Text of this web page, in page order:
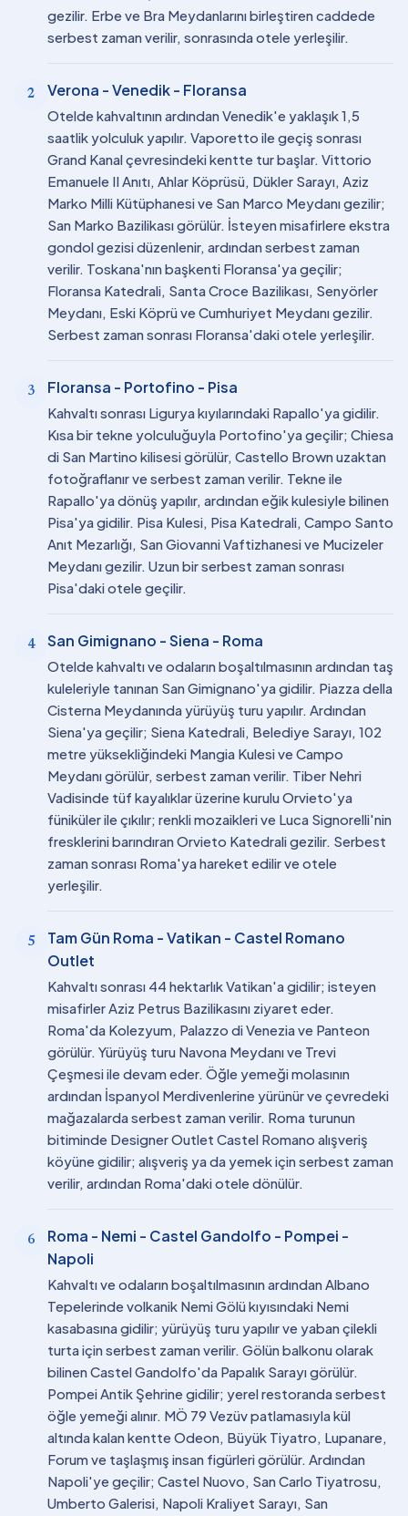
gezilir. Erbe ve Bra Meydanlarını birleştiren caddede
serbest zaman verilir, sonrasında otele yerleşilir.
2 Verona - Venedik - Floransa
Otelde kahvaltının ardından Venedik'e yaklaşık 1,5
saatlik yolculuk yapılır. Vaporetto ile geçiş sonrası
Grand Kanal çevresindeki kentte tur başlar. Vittorio
Emanuele II Anıtı, Ahlar Köprüsü, Dükler Sarayı, Aziz
Marko Milli Kütüphanesi ve San Marco Meydanı gezilir;
San Marko Bazilikası görülür. İsteyen misafirlere ekstra
gondol gezisi düzenlenir, ardından serbest zaman
verilir. Toskana'nın başkenti Floransa'ya geçilir;
Floransa Katedrali, Santa Croce Bazilikası, Senyörler
Meydanı, Eski Köprü ve Cumhuriyet Meydanı gezilir.
Serbest zaman sonrası Floransa'daki otele yerleşilir.
3 Floransa - Portofino - Pisa
Kahvaltı sonrası Ligurya kıyılarındaki Rapallo'ya gidilir.
Kısa bir tekne yolculuğuyla Portofino'ya geçilir; Chiesa
di San Martino kilisesi görülür, Castello Brown uzaktan
fotoğraflanır ve serbest zaman verilir. Tekne ile
Rapallo'ya dönüş yapılır, ardından eğik kulesiyle bilinen
Pisa'ya gidilir. Pisa Kulesi, Pisa Katedrali, Campo Santo
Anıt Mezarlığı, San Giovanni Vaftizhanesi ve Mucizeler
Meydanı gezilir. Uzun bir serbest zaman sonrası
Pisa'daki otele geçilir.
4 San Gimignano - Siena - Roma
Otelde kahvaltı ve odaların boşaltılmasının ardından taş
kuleleriyle tanınan San Gimignano'ya gidilir. Piazza della
Cisterna Meydanında yürüyüş turu yapılır. Ardından
Siena'ya geçilir; Siena Katedrali, Belediye Sarayı, 102
metre yüksekliğindeki Mangia Kulesi ve Campo
Meydanı görülür, serbest zaman verilir. Tiber Nehri
Vadisinde tüf kayalıklar üzerine kurulu Orvieto'ya
füniküler ile çıkılır; renkli mozaikleri ve Luca Signorelli'nin
fresklerini barındıran Orvieto Katedrali gezilir. Serbest
zaman sonrası Roma'ya hareket edilir ve otele
yerleşilir.
5
Tam Gün Roma - Vatikan - Castel Romano
Outlet
Kahvaltı sonrası 44 hektarlık Vatikan'a gidilir; isteyen
misafirler Aziz Petrus Bazilikasını ziyaret eder.
Roma'da Kolezyum, Palazzo di Venezia ve Panteon
görülür. Yürüyüş turu Navona Meydanı ve Trevi
Çeşmesi ile devam eder. Öğle yemeği molasının
ardından İspanyol Merdivenlerine yürünür ve çevredeki
mağazalarda serbest zaman verilir. Roma turunun
bitiminde Designer Outlet Castel Romano alışveriş
köyüne gidilir; alışveriş ya da yemek için serbest zaman
verilir, ardından Roma'daki otele dönülür.
6
Roma - Nemi - Castel Gandolfo - Pompei -
Napoli
Kahvaltı ve odaların boşaltılmasının ardından Albano
Tepelerinde volkanik Nemi Gölü kıyısındaki Nemi
kasabasına gidilir; yürüyüş turu yapılır ve yaban çilekli
turta için serbest zaman verilir. Gölün balkonu olarak
bilinen Castel Gandolfo'da Papalık Sarayı görülür.
Pompei Antik Şehrine gidilir; yerel restoranda serbest
öğle yemeği alınır. MÖ 79 Vezüv patlamasıyla kül
altında kalan kentte Odeon, Büyük Tiyatro, Lupanare,
Forum ve taşlaşmış insan figürleri görülür. Ardından
Napoli'ye geçilir; Castel Nuovo, San Carlo Tiyatrosu,
Umberto Galerisi, Napoli Kraliyet Sarayı, San